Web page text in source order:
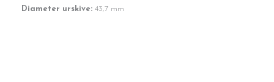
Diameter urskive: 43,7 mm